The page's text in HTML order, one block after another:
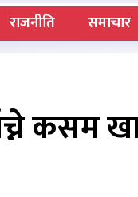
राजनीति समाचार
कसम